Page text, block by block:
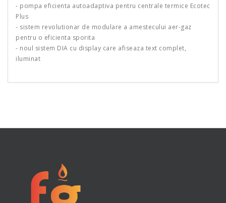
- pompa eficienta autoadaptiva pentru centrale termice Ecotec
Plus
- sistem revolutionar de modulare a amestecului aer-gaz
pentru o eficienta sporita
- noul sistem DIA cu display care afiseaza text complet,
iluminat